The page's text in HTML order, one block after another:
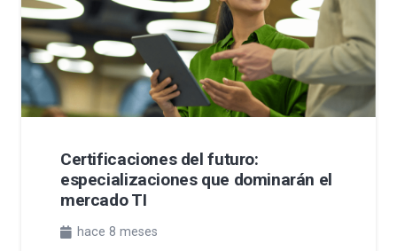
Certificaciones del futuro:
especializaciones que dominarán el
mercado TI
hace 8 meses